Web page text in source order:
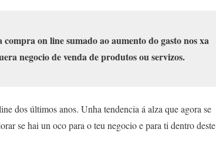
on line sumado ao aumento do gasto nos xa
negocio de venda de produtos ou servizos.
dos últimos anos. Unha tendencia á alza que agora se
se hai un oco para o teu negocio e para ti dentro deste